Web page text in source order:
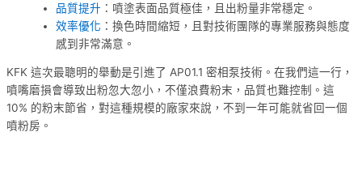
品質提升 ：噴塗表面品質極佳，且出粉量非常穩定。
效率優化 ：換色時間縮短，且對技術團隊的專業服務與態度
感到非常滿意。
KFK 這次最聰明的舉動是引進了 AP01.1 密相泵技術。在我們這一行，
噴嘴磨損會導致出粉忽大忽小，不僅浪費粉末，品質也難控制。這
10% 的粉末節省，對這種規模的廠家來說，不到一年可能就省回一個
噴粉房。